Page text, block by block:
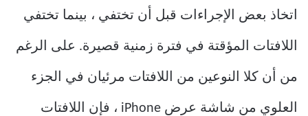
اتخاذ بعض الإجراءات قبل أن تختفي ، بينما تختفي
اللافتات المؤقتة في فترة زمنية قصيرة. على الرغم
من أن كلا النوعين من اللافتات مرئيان في الجزء
العلوي من شاشة عرض iPhone ، فإن اللافتات